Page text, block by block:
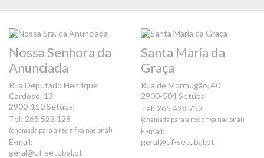
Nossa Senhora da
Anunciada
Rua Deputado Henrique
Cardoso, 13
2900-110 Setúbal
Tel: 265 523 128
(chamada para a rede fixa nacional)
E-mail:
geral@uf-setubal.pt
Santa Maria da
Graça
Rua de Mormugão, 40
2900-504 Setúbal
Tel: 265 428 752
(chamada para a rede fixa nacional)
E-mail:
geral@uf-setubal.pt